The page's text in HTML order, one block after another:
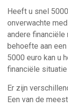
Heeft u snel
onverwachte
andere
behoefte aan
5000 euro kan u
financiële
Er zijn
Een van de